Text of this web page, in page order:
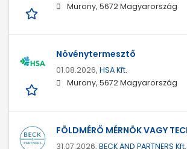
Murony, 5672 Magyarország
Növénytermesztő
01.08.2026, HSA Kft.
Murony, 5672 Magyarország
FÖLDMÉRŐ MÉRNÖK VAGY
31.07.2026, BECK AND PARTNERS Kft.